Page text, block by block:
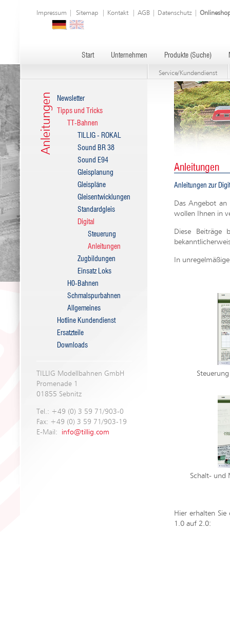
Impressum Sitemap Kontakt AGB Datenschutz
Start Unternehmen Produkte (Suche)
Service/Kundendienst
Anleitungen
Newsletter
Tipps und Tricks
TT-Bahnen
TILLIG - ROKAL
Sound BR 38
Sound E94
Gleisplanung
Gleispläne
Gleisentwicklungen
Standardgleis
Digital
Steuerung
Anleitungen
Zugbildungen
Einsatz Loks
H0-Bahnen
Schmalspurbahnen
Allgemeines
Hotline Kundendienst
Ersatzteile
Downloads
TILLIG Modellbahnen GmbH
Promenade 1
01855 Sebnitz
Tel.: +49 (0) 3 59 71/903-0
Fax: +49 (0) 3 59 71/903-19
E-Mail: info@tillig.com
Anleitungen
Anleitungen zur
Das Angebot
wollen Ihnen in
Diese Beiträge
In
Schalt- und
Hier erhalten
1.0 auf 2.0: